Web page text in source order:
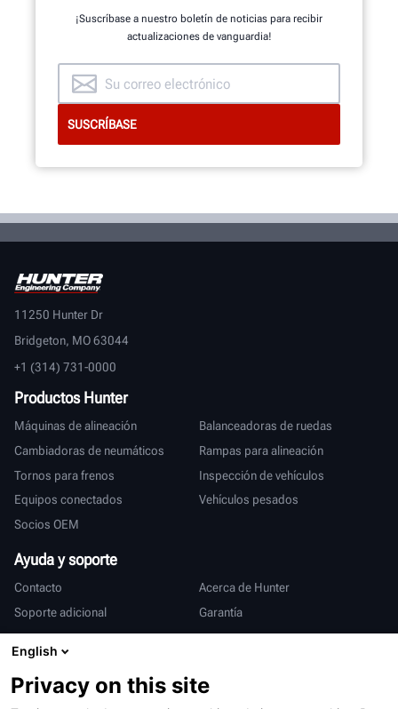
ECHE UN VISTAZO AL INTERIOR
¡Suscríbase a nuestro boletín de noticias para recibir
actualizaciones de vanguardia!
11250 Hunter Dr
Bridgeton, MO 63044
+1 (314) 731-0000
Productos Hunter
Máquinas de alineación
Balanceadoras de ruedas
Cambiadoras de neumáticos
Rampas para alineación
Tornos para frenos
Inspección de vehículos
Equipos conectados
Vehículos pesados
Socios OEM
Ayuda y soporte
Contacto
Acerca de Hunter
Soporte adicional
Garantía
Internacional
Ventas y servicio
English
Privacy on this site